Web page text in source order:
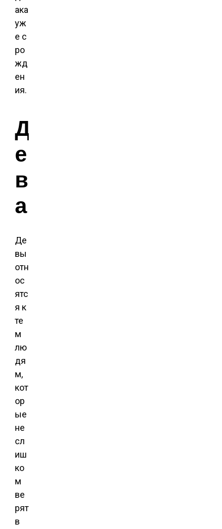
ака
уж
е с
ро
жд
ен
ия.
Д
е
в
а
Де
вы
отн
ос
ятс
я к
те
м
лю
дя
м,
кот
ор
ые
не
сл
иш
ко
м
ве
рят
в